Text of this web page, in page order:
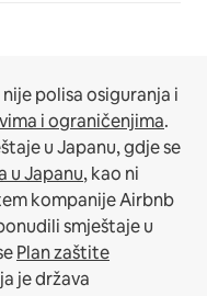
polisa osiguranja i
i ograničenjima.
u Japanu, gdje se
u Japanu, kao ni
kompanije Airbnb
smještaje u
Plan zaštite
je država